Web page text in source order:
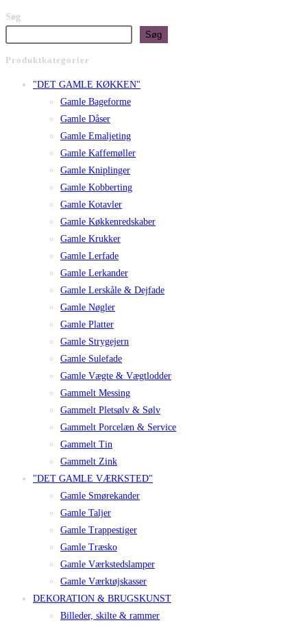
Søg
Søg
Produktkategorier
"DET GAMLE KØKKEN"
Gamle Bageforme
Gamle Dåser
Gamle Emaljeting
Gamle Kaffemøller
Gamle Kniplinger
Gamle Kobberting
Gamle Kotavler
Gamle Køkkenredskaber
Gamle Krukker
Gamle Lerfade
Gamle Lerkander
Gamle Lerskåle & Dejfade
Gamle Nøgler
Gamle Platter
Gamle Strygejern
Gamle Sulefade
Gamle Vægte & Vægtlodder
Gammelt Messing
Gammelt Pletsølv & Sølv
Gammelt Porcelæn & Service
Gammelt Tin
Gammelt Zink
"DET GAMLE VÆRKSTED"
Gamle Smørekander
Gamle Taljer
Gamle Trappestiger
Gamle Træsko
Gamle Værkstedslamper
Gamle Værktøjskasser
DEKORATION & BRUGSKUNST
Billeder, skilte & rammer